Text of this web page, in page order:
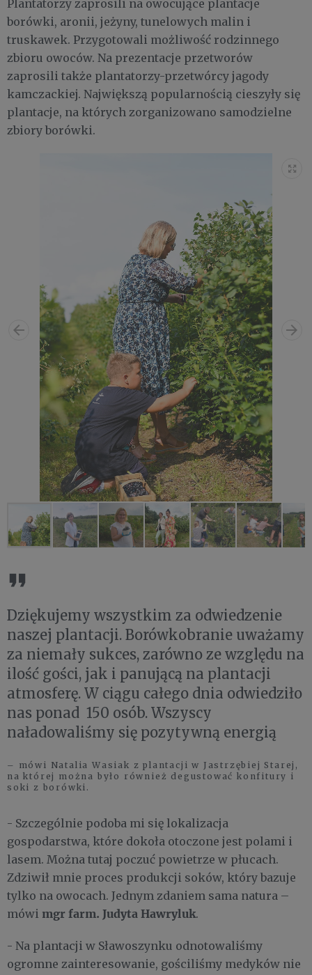
Plantatorzy zaprosili na owocujące plantacje
borówki, aronii, jeżyny, tunelowych malin i
truskawek. Przygotowali możliwość rodzinnego
zbioru owoców. Na prezentacje przetworów
zaprosili także plantatorzy-przetwórcy jagody
kamczackiej. Największą popularnością cieszyły się
plantacje, na których zorganizowano samodzielne
zbiory borówki.
Dziękujemy wszystkim za odwiedzenie
naszej plantacji. Borówkobranie uważamy
za niemały sukces, zarówno ze względu na
ilość gości, jak i panującą na plantacji
atmosferę. W ciągu całego dnia odwiedziło
nas ponad 150 osób. Wszyscy
naładowaliśmy się pozytywną energią
– mówi Natalia Wasiak z plantacji w Jastrzębiej Starej,
na której można było również degustować konfitury i
soki z borówki.
- Szczególnie podoba mi się lokalizacja
gospodarstwa, które dokoła otoczone jest polami i
lasem. Można tutaj poczuć powietrze w płucach.
Zdziwił mnie proces produkcji soków, który bazuje
tylko na owocach. Jednym zdaniem sama natura –
mówi mgr farm. Judyta Hawryluk.
- Na plantacji w Sławoszynku odnotowaliśmy
ogromne zainteresowanie, gościliśmy medyków nie